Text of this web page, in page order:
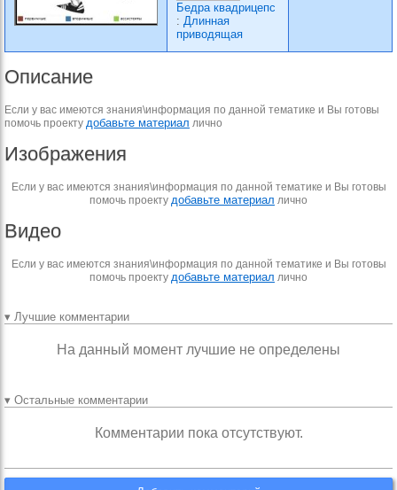
Бедра квадрицепс
: Длинная
приводящая
Описание
Если у вас имеются знания\информация по данной тематике и Вы готовы
помочь проекту добавьте материал лично
Изображения
Если у вас имеются знания\информация по данной тематике и Вы готовы
помочь проекту добавьте материал лично
Видео
Если у вас имеются знания\информация по данной тематике и Вы готовы
помочь проекту добавьте материал лично
▾ Лучшие комментарии
На данный момент лучшие не определены
▾ Остальные комментарии
Комментарии пока отсутствуют.